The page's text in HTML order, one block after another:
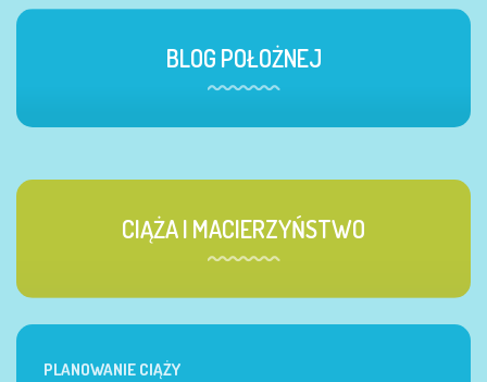
BLOG POŁOŻNEJ
CIĄŻA I MACIERZYŃSTWO
PLANOWANIE CIĄŻY